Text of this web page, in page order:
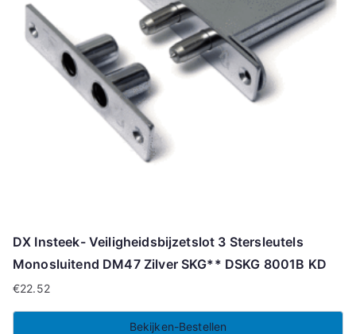
DX Insteek- Veiligheidsbijzetslot 3 Stersleutels
Monosluitend DM47 Zilver SKG** DSKG 8001B KD
€22.52
Bekijken-Bestellen